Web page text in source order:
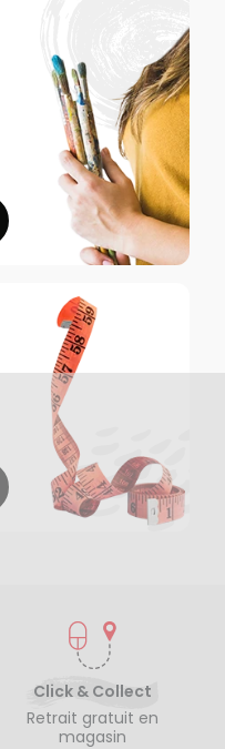
Click & Collect
Retrait gratuit en
magasin